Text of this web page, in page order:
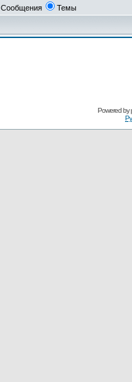
Сообщения Темы
Powered by